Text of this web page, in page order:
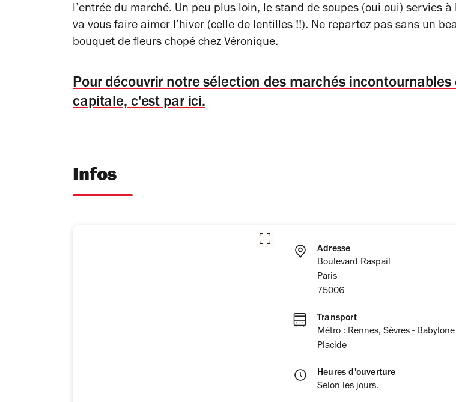
l’entrée du marché. Un peu plus loin, le stand de soupes (oui oui) servies à
va vous faire aimer l’hiver (celle de lentilles !!). Ne repartez pas sans un
bouquet de fleurs chopé chez Véronique.
Pour découvrir notre sélection des marchés incontournables
capitale, c'est par ici.
Infos
Adresse
Boulevard Raspail
Paris
75006
Transport
Métro : Rennes, Sèvres -
Placide
Heures d'ouverture
Selon les jours.